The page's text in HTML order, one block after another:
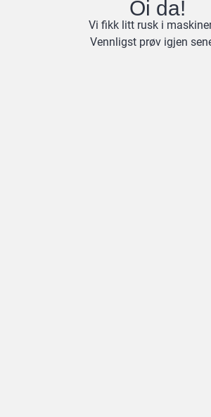
Oi da!
Vi fikk litt rusk i
Vennligst prøv igjen